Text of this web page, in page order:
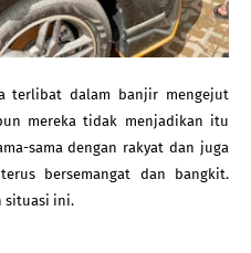
terlibat dalam banjir mengejut
mereka tidak menjadikan itu
sama dengan rakyat dan juga
bersemangat dan bangkit.
situasi ini.